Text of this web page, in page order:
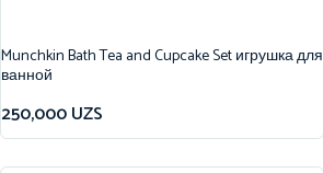
Munchkin Bath Tea and Cupcake Set игрушка для
ванной
250,000UZS